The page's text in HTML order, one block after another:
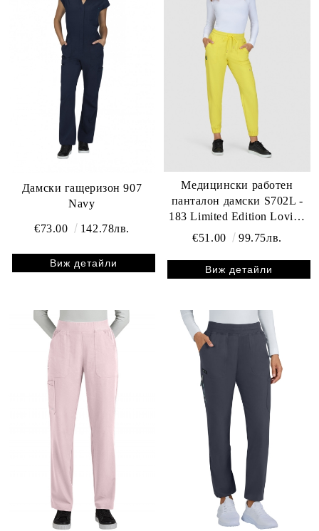
Дамски гащеризон 907
Navy
€73.00 142.78лв.
Виж детайли
Медицински работен
панталон дамски S702L -
183 Limited Edition Loving
Yellow
€51.00 99.75лв.
Виж детайли